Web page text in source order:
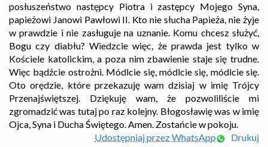
posłuszeństwo następcy Piotra i zastępcy Mojego Syna,
papieżowi Janowi Pawłowi II. Kto nie słucha Papieża, nie żyje
w prawdzie i nie zasługuje na uznanie. Komu chcesz służyć,
Bogu czy diabłu? Wiedzcie więc, że prawda jest tylko w
Kościele katolickim, a poza nim zbawienie staje się trudne.
Więc bądźcie ostrożni. Módlcie się, módlcie się, módlcie się.
Oto orędzie, które przekazuję wam dzisiaj w imię Trójcy
Przenajświętszej. Dziękuję wam, że pozwoliliście mi
zgromadzić was tutaj po raz kolejny. Błogosławię was w imię
Ojca, Syna i Ducha Świętego. Amen. Zostańcie w pokoju.
Udostępniaj przez WhatsApp
Drukuj